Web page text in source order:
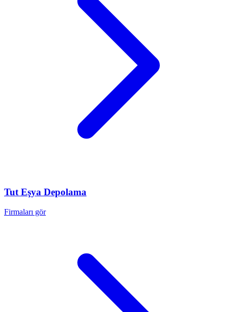
Tut Eşya Depolama
Firmaları gör